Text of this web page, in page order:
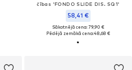
čības 'FONDO SLIDE DIS. SQ1'
58,41 €
Sākotnējā cena: 79,90 €
Pēdējā zemākā cena:48,68 €